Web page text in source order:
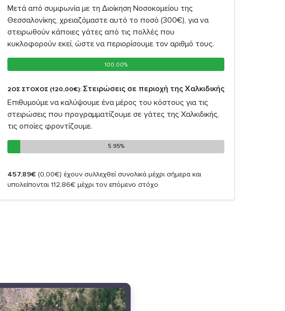
Μετά από συμφωνία με τη Διοίκηση Νοσοκομείου της
Θεσσαλονίκης, χρειαζόμαστε αυτό το ποσό (300€), για να
στειρωθούν κάποιες γάτες από τις πολλές που
κυκλοφορούν εκεί, ώστε να περιορίσουμε τον αριθμό τους.
100.00%
100.00%
2ΟΣ ΣΤΟΧΟΣ (120,00€): Στειρώσεις σε περιοχή της Χαλκιδικής
Επιθυμούμε να καλύψουμε ένα μέρος του κόστους για τις
στειρώσεις που προγραμματίζουμε σε γάτες της Χαλκιδικής,
τις οποίες φροντίζουμε.
5.95%
5.95%
457,89€ (0,00€) έχουν συλλεχθεί συνολικά μέχρι σήμερα και
υπολείπονται 112,86€ μέχρι τον επόμενο στόχο